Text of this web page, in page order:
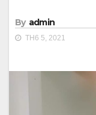
By admin
TH6 5, 2021